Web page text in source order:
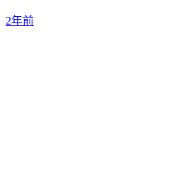
2年前